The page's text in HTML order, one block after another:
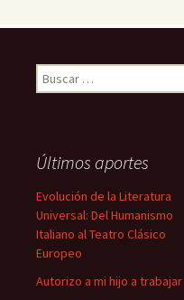
Buscar:
Últimos aportes
Evolución de la Literatura
Universal: Del Humanismo
Italiano al Teatro Clásico
Europeo
Autorizo a mi hijo a trabajar